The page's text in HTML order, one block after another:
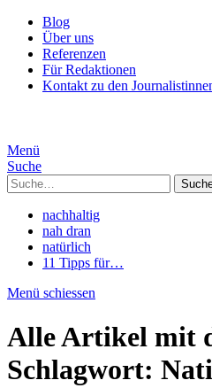
Blog
Über uns
Referenzen
Für Redaktionen
Kontakt zu den
Menü
Suche
Suche
nachhaltig
nah dran
natürlich
11 Tipps für…
Menü schiessen
Alle Artikel mit
Schlagwort: